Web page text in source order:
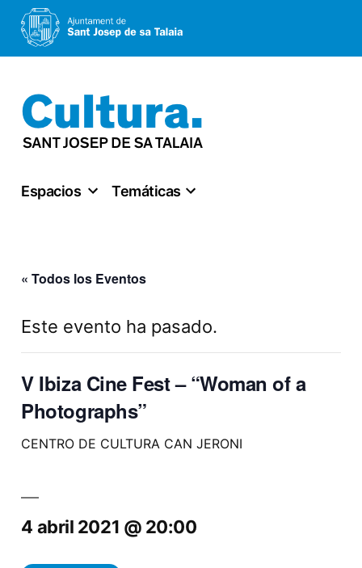
al
contenido
Espacios Temáticas
« Todos los Eventos
Este evento ha pasado.
V Ibiza Cine Fest – “Woman of a
Photographs”
CENTRO DE CULTURA CAN JERONI
4 abril 2021 @ 20:00